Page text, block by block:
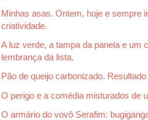
Minhas asas. Ontem, hoje e sempre
criatividade.
A luz verde, a tampa da panela e um
lembrança da lista.
Pão de queijo carbonizado.
O perigo e a comédia misturados de
O armário do vovô Serafim: